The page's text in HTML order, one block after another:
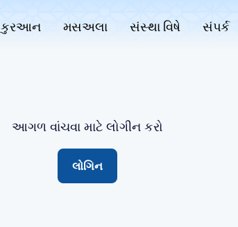
કુરઆન મસઅલા સંસ્થા વિષે સંપર્ક
આગળ વાંચવા માટે લોગીન કરો
લોગિન